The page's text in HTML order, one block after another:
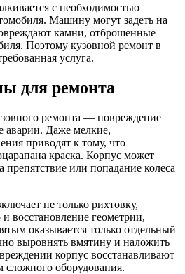
с необходимостью
Машину могут задеть на
камни, отброшенные
Поэтому кузовной ремонт в
услуга.
для ремонта
ремонта — повреждение
аварии. Даже мелкие,
приводят к тому, что
краска. Корпус может
препятствие или попадание колеса
не только рихтовку,
восстановление геометрии,
оказывается только отдельный
выровнять вмятину и наложить
корпус восстанавливают
сложного оборудования.